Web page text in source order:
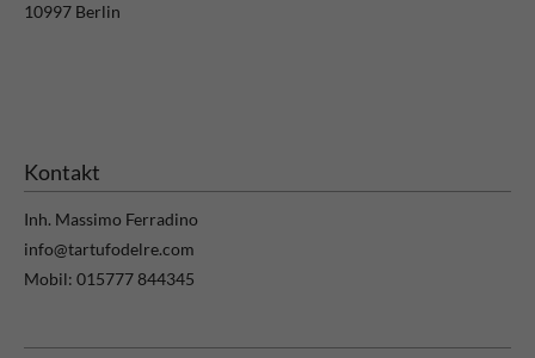
10997 Berlin
Kontakt
Inh. Massimo Ferradino
info@tartufodelre.com
Mobil: 015777 844345